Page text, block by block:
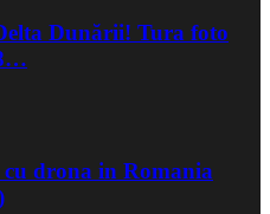
Dunării! Tura foto
drona in Romania